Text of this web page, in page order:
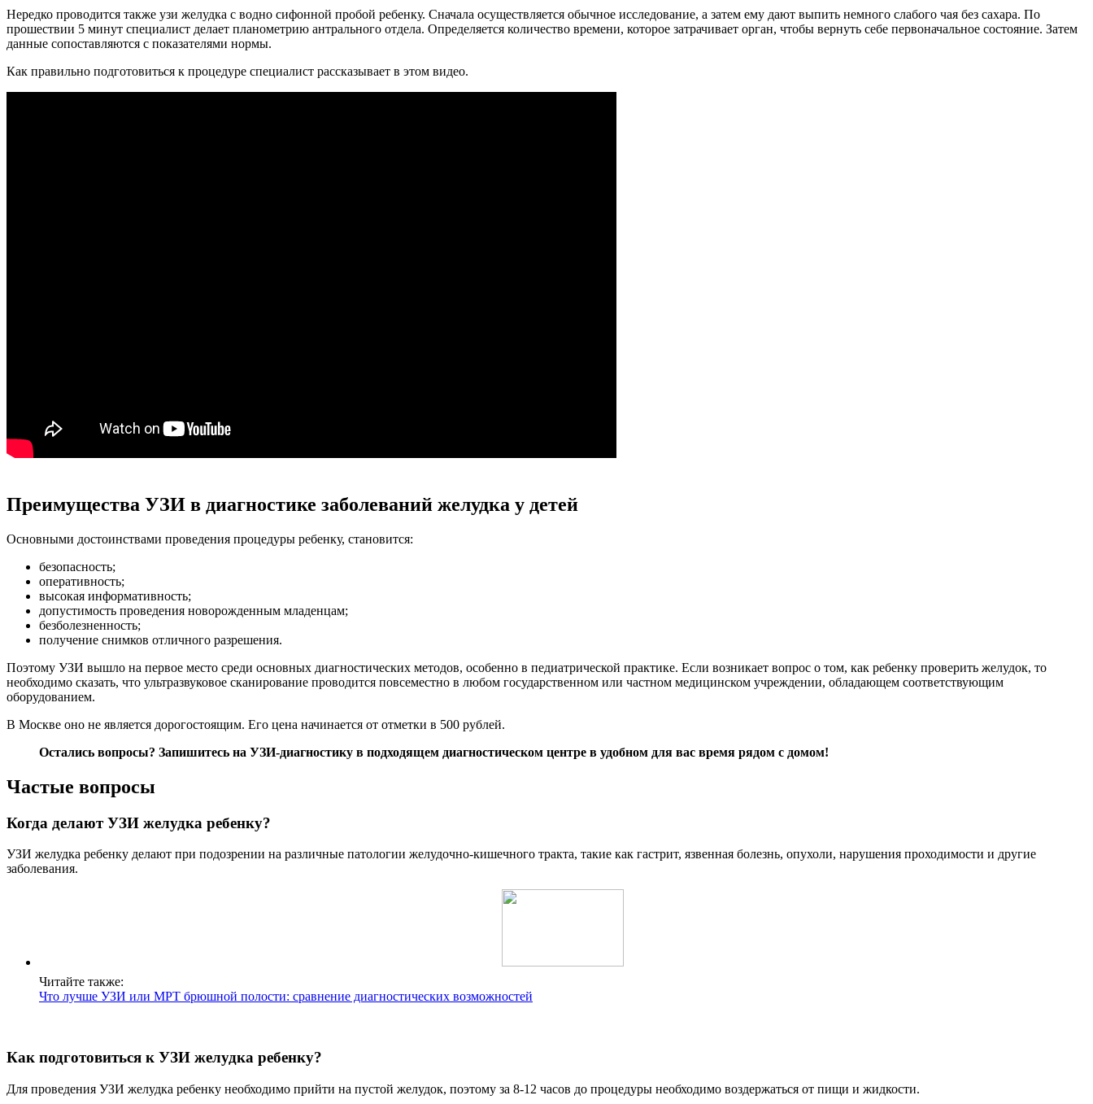
Нередко проводится также узи желудка с водно сифонной пробой ребенку. Сначала осуществляется обычное исследование, а затем ему дают выпить немного слабого чая без сахара. По
прошествии 5 минут специалист делает планометрию антрального отдела. Определяется количество времени, которое затрачивает орган, чтобы вернуть себе первоначальное состояние. Затем
данные сопоставляются с показателями нормы.
Как правильно подготовиться к процедуре специалист рассказывает в этом видео.
Преимущества УЗИ в диагностике заболеваний желудка у детей
Основными достоинствами проведения процедуры ребенку, становится:
безопасность;
оперативность;
высокая информативность;
допустимость проведения новорожденным младенцам;
безболезненность;
получение снимков отличного разрешения.
Поэтому УЗИ вышло на первое место среди основных диагностических методов, особенно в педиатрической практике. Если возникает вопрос о том, как ребенку проверить желудок, то
необходимо сказать, что ультразвуковое сканирование проводится повсеместно в любом государственном или частном медицинском учреждении, обладающем соответствующим
оборудованием.
В Москве оно не является дорогостоящим. Его цена начинается от отметки в 500 рублей.
Остались вопросы? Запишитесь на УЗИ-диагностику в подходящем диагностическом центре в удобном для вас время рядом с домом!
Частые вопросы
Когда делают УЗИ желудка ребенку?
УЗИ желудка ребенку делают при подозрении на различные патологии желудочно-кишечного тракта, такие как гастрит, язвенная болезнь, опухоли, нарушения проходимости и другие
заболевания.
Читайте также:
Что лучше УЗИ или МРТ брюшной полости: сравнение диагностических возможностей
Как подготовиться к УЗИ желудка ребенку?
Для проведения УЗИ желудка ребенку необходимо прийти на пустой желудок, поэтому за 8-12 часов до процедуры необходимо воздержаться от пищи и жидкости.